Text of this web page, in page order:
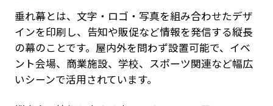
垂れ幕とは、文字・ロゴ・写真を組み合わせたデザ
インを印刷し、告知や販促など情報を発信する縦長
の幕のことです。屋内外を問わず設置可能で、イベ
ント会場、商業施設、学校、スポーツ関連など幅広
いシーンで活用されています。